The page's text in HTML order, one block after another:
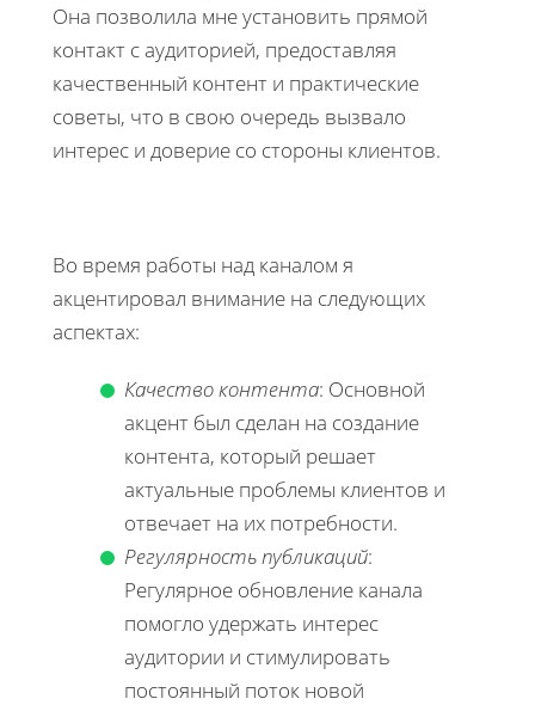
Она позволила мне установить прямой
контакт с аудиторией, предоставляя
качественный контент и практические
советы, что в свою очередь вызвало
интерес и доверие со стороны клиентов.
Во время работы над каналом я
акцентировал внимание на следующих
аспектах:
Качество контента: Основной
акцент был сделан на создание
контента, который решает
актуальные проблемы клиентов и
отвечает на их потребности.
Регулярность публикаций:
Регулярное обновление канала
помогло удержать интерес
аудитории и стимулировать
постоянный поток новой